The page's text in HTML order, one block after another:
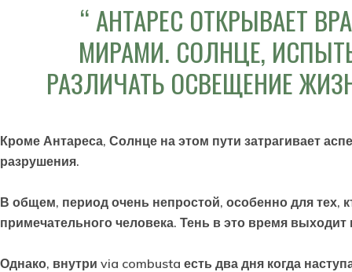
АНТАРЕС ОТКРЫВАЕТ
МИРАМИ. СОЛНЦЕ,
РАЗЛИЧАТЬ ОСВЕЩЕНИЕ
Кроме Антареса, Солнце на этом пути затрагивает
разрушения.
В общем, период очень непростой, особенно для тех,
примечательного человека. Тень в это время выходит
Однако, внутри via combusta есть два дня когда